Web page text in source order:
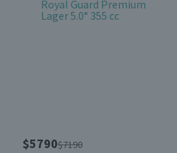
$5790$7190